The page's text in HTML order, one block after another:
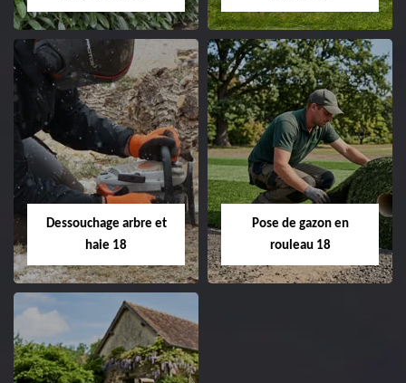
Taille de haie 18
Entreprise taille de haie
18 Cher tel:
02.52.56.49.40
Tonte et réfection
de pelouse 18
Entreprise tonte et
Cher tel: 02.52.56.49.40
Dessouchage arbre et
haie 18
Pose de gazon en
rouleau 18